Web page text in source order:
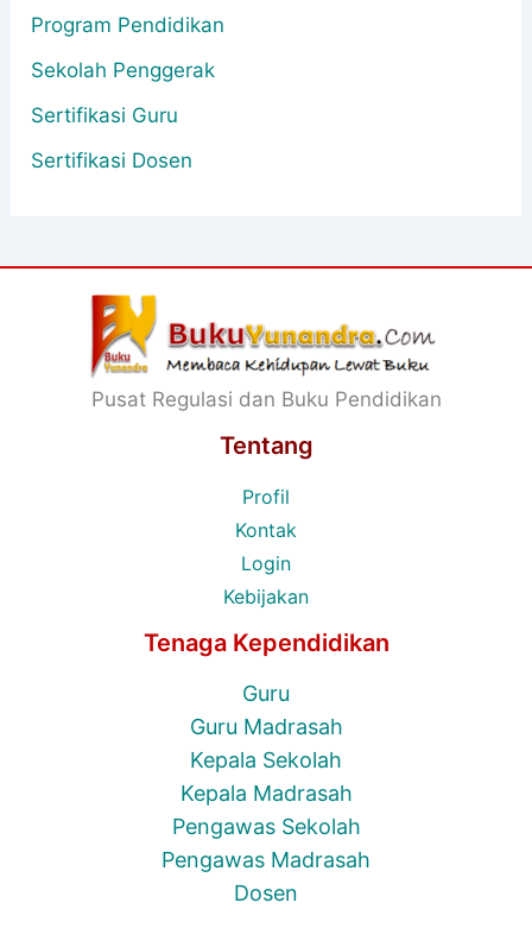
Program Pendidikan
Sekolah Penggerak
Sertifikasi Guru
Sertifikasi Dosen
Pusat Regulasi dan Buku Pendidikan
Tentang
Profil
Kontak
Login
Kebijakan
Tenaga Kependidikan
Guru
Guru Madrasah
Kepala Sekolah
Kepala Madrasah
Pengawas Sekolah
Pengawas Madrasah
Dosen